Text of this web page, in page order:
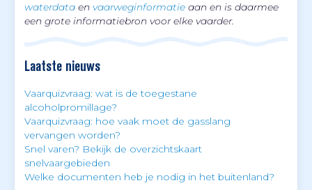
waterdataen vaarweginformatieaan en is daarmee
een grote informatiebron voor elke vaarder.
Laatste nieuws
Vaarquizvraag: wat is de toegestane
alcoholpromillage?
Vaarquizvraag: hoe vaak moet de gasslang
vervangen worden?
Snel varen? Bekijk de overzichtskaart
snelvaargebieden
Welke documenten heb je nodig in het buitenland?